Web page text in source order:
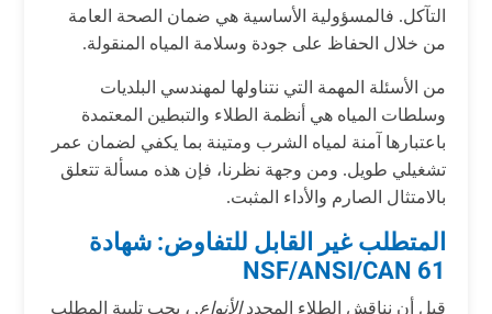
التآكل. فالمسؤولية الأساسية هي ضمان الصحة العامة
من خلال الحفاظ على جودة وسلامة المياه المنقولة.
من الأسئلة المهمة التي نتناولها لمهندسي البلديات
وسلطات المياه هي أنظمة الطلاء والتبطين المعتمدة
باعتبارها آمنة لمياه الشرب ومتينة بما يكفي لضمان عمر
تشغيلي طويل. ومن وجهة نظرنا، فإن هذه مسألة تتعلق
بالامتثال الصارم والأداء المثبت.
المتطلب غير القابل للتفاوض: شهادة
NSF/ANSI/CAN 61
قبل أن نناقش الطلاء المحددالأنواع, ، يجب تلبية المطلب